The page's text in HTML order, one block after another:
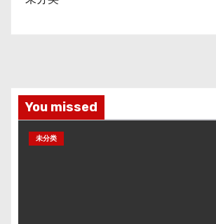
You missed
未分类